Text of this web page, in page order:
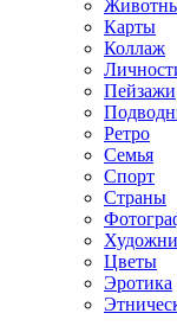
Карты
Коллаж
Пейзажи
Ретро
Семья
Спорт
Страны
Цветы
Эротика